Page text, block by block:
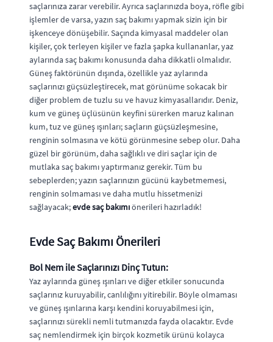
saçlarınıza zarar verebilir. Ayrıca saçlarınızda boya, röfle gibi
işlemler de varsa, yazın saç bakımı yapmak sizin için bir
işkenceye dönüşebilir. Saçında kimyasal maddeler olan
kişiler, çok terleyen kişiler ve fazla şapka kullananlar, yaz
aylarında saç bakımı konusunda daha dikkatli olmalıdır.
Güneş faktörünün dışında, özellikle yaz aylarında
saçlarınızı güçsüzleştirecek, mat görünüme sokacak bir
diğer problem de tuzlu su ve havuz kimyasallarıdır. Deniz,
kum ve güneş üçlüsünün keyfini sürerken maruz kalınan
kum, tuz ve güneş ışınları; saçların güçsüzleşmesine,
renginin solmasına ve kötü görünmesine sebep olur. Daha
güzel bir görünüm, daha sağlıklı ve diri saçlar için de
mutlaka saç bakımı yaptırmanız gerekir. Tüm bu
sebeplerden; yazın saçlarınızın gücünü kaybetmemesi,
renginin solmaması ve daha mutlu hissetmenizi
sağlayacak;evde saç bakımıönerileri hazırladık!
Evde Saç Bakımı Önerileri
Bol Nem ile Saçlarınızı Dinç Tutun:
Yaz aylarında güneş ışınları ve diğer etkiler sonucunda
saçlarınız kuruyabilir, canlılığını yitirebilir. Böyle olmaması
ve güneş ışınlarına karşı kendini koruyabilmesi için,
saçlarınızı sürekli nemli tutmanızda fayda olacaktır. Evde
saç nemlendirmek için birçok kozmetik ürünü kolayca